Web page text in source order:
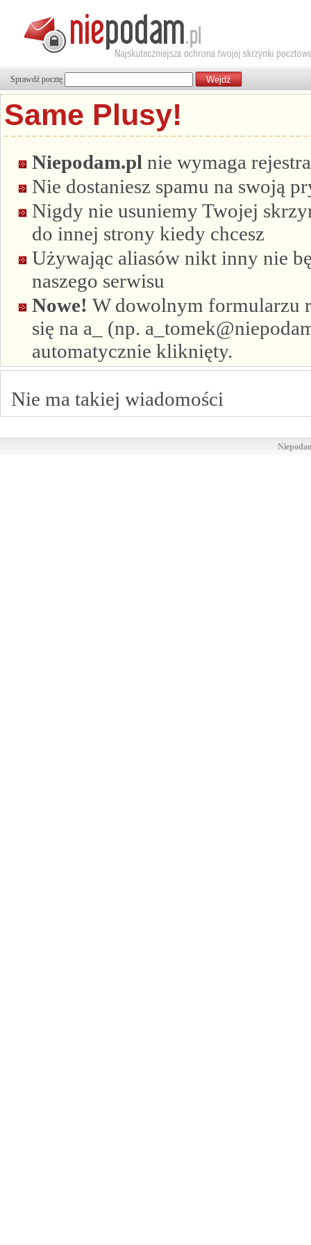
Sprawdź pocztę
Same Plusy!
Niepodam.pl nie wymaga
Nie dostaniesz spamu na swoją
Nigdy nie usuniemy Twojej
do innej strony kiedy chcesz
Używając aliasów nikt inny nie
naszego serwisu
Nowe! W dowolnym formularzu
się na a_ (np.
automatycznie kliknięty.
Nie ma takiej wiadomości